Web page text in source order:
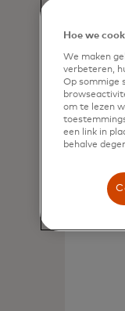
Hoe we
We maken
verbeteren,
Op sommige
om te lezen
een link in
behalve